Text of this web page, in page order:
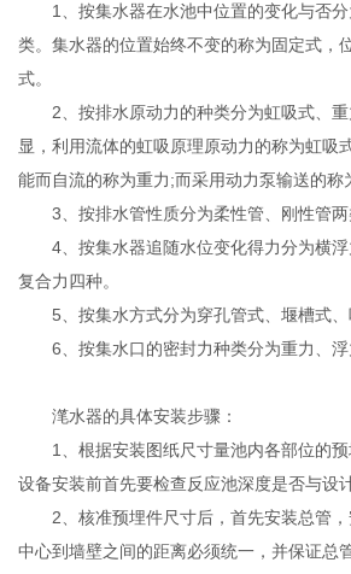
1、按集水器在水池中位置的变化与否分
类。集水器的位置始终不变的称为固定式，
式。
2、按排水原动力的种类分为虹吸式、重
显，利用流体的虹吸原理原动力的称为虹吸
能而自流的称为重力;而采用动力泵输送的称
3、按排水管性质分为柔性管、刚性管两
4、按集水器追随水位变化得力分为横浮
复合力四种。
5、按集水方式分为穿孔管式、堰槽式、
6、按集水口的密封力种类分为重力、浮
滗水器的具体安装步骤：
1、根据安装图纸尺寸量池内各部位的预
设备安装前首先要检查反应池深度是否与设
2、核准预埋件尺寸后，首先安装总管，
中心到墙壁之间的距离必须统一，并保证总